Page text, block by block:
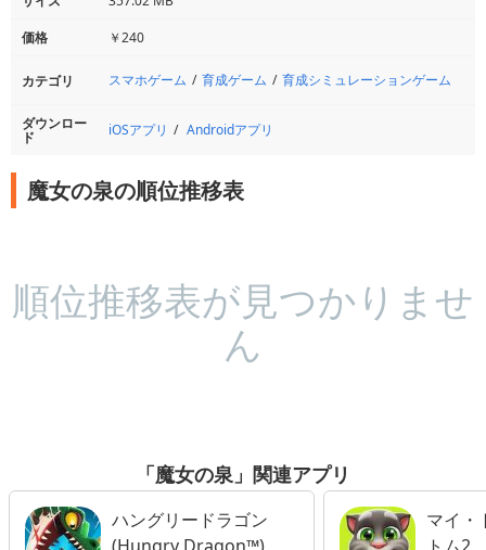
価格
￥240
カテゴリ スマホゲーム 育成ゲーム 育成シミュレーションゲーム
ダウンロー
ド iOSアプリ Androidアプリ
魔女の泉の順位推移表
順位推移表が見つかりませ
ん
「魔女の泉」関連アプリ
ハングリードラゴン
マイ・